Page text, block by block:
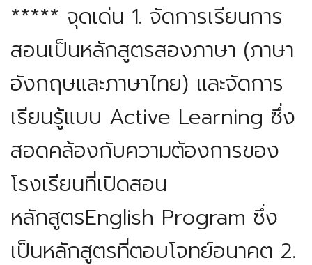
***** จุดเด่น 1. จัดการเรียนการ
สอนเป็นหลักสูตรสองภาษา (ภาษา
อังกฤษและภาษาไทย) และจัดการ
เรียนรู้แบบ Active Learning ซึ่ง
สอดคล้องกับความต้องการของ
โรงเรียนที่เปิดสอน
หลักสูตรEnglish Program ซึ่ง
เป็นหลักสูตรที่ตอบโจทย์อนาคต 2.